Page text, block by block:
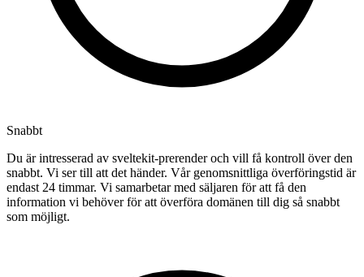
Snabbt
Du är intresserad av sveltekit-prerender och vill få kontroll över den
snabbt. Vi ser till att det händer. Vår genomsnittliga överföringstid är
endast 24 timmar. Vi samarbetar med säljaren för att få den
information vi behöver för att överföra domänen till dig så snabbt
som möjligt.